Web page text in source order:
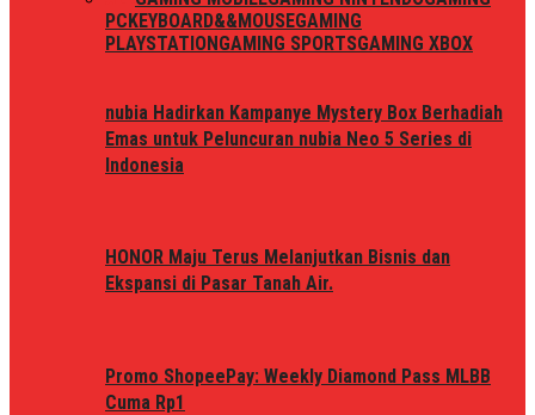
PCKEYBOARD&&MOUSEGAMING
PLAYSTATIONGAMING SPORTSGAMING XBOX
nubia Hadirkan Kampanye Mystery Box Berhadiah
Emas untuk Peluncuran nubia Neo 5 Series di
Indonesia
HONOR Maju Terus Melanjutkan Bisnis dan
Ekspansi di Pasar Tanah Air.
Promo ShopeePay: Weekly Diamond Pass MLBB
Cuma Rp1